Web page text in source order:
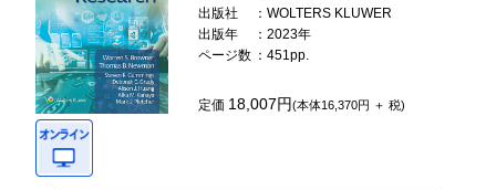
出版社
：WOLTERS KLUWER
出版年
：2023年
ページ数 ：451pp.
定価 18,007円(本体16,370円 ＋ 税)